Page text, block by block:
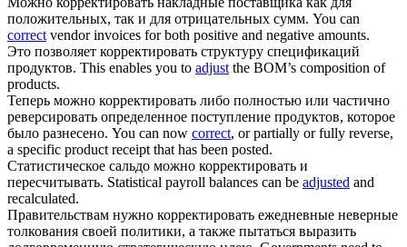
положительных, так и для отрицательных сумм. You can
correctvendor invoices for both positive and negative amounts.
Это позволяет корректировать структуру спецификаций
продуктов. This enables you to adjustthe BOM’s composition of
products.
Теперь можно корректировать либо полностью или частично
реверсировать определенное поступление продуктов, которое
было разнесено. You can now correct, or partially or fully reverse,
a specific product receipt that has been posted.
Статистическое сальдо можно корректировать и
пересчитывать. Statistical payroll balances can be adjusted and
recalculated.
Правительствам нужно корректировать ежедневные неверные
толкования своей политики, а также пытаться выразить